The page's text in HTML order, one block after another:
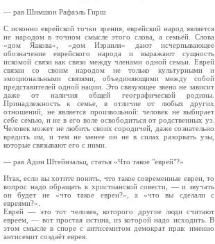
— рав Шимшон Рафаэль Гирш
С исконно еврейской точки зрения, еврейский народ является
не народом в точном смысле этого слова, а семьёй. Слова
«дом Яакова», «дом Израиля» дают исчерпывающее
обозначение еврейского народа и выражают сущность
искомой связи как связи между членами одной семьи. Еврей
связан со своим народом не только культурными и
эмоциональными связями, объединяющими между собой
представителей одной нации. Это связующее звено не зависит
даже от наличия общей географической родины.
Принадлежность к семье, в отличие от любых других
отношений, не является произвольной: человек не выбирает
себе семью, и не в его воле освободиться от родственных уз.
Человек может не любить своих сородичей, даже сознательно
вредить им, и тем не менее он не в силах разорвать узы,
которые связывают его с ними.
— рав Адин Штейнзальц, статья «Что такое "еврей"?»
Итак, если вы хотите понять, что такое современные евреи, то
вопрос надо обращать к христианской совести, — и звучать
он будет не «что такое евреи?», а «что вы сделали с
евреями?».
Еврей — это тот человек, которого другие люди считают
евреем, — вот простая истина, из которой надо исходить. В
этом смысле в споре с антисемитом демократ прав: именно
антисемит создаёт еврея.